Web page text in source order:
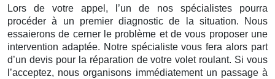
Lors de votre appel, l’un de nos spécialistes pourra
procéder à un premier diagnostic de la situation. Nous
essaierons de cerner le problème et de vous proposer une
intervention adaptée. Notre spécialiste vous fera alors part
d’un devis pour la réparation de votre volet roulant. Si vous
l’acceptez, nous organisons immédiatement un passage à